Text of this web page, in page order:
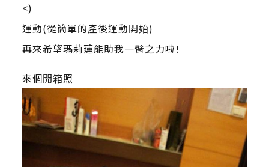
<)
運動(從簡單的產後運動開始)
再來希望瑪莉蓮能助我一臂之力啦!
來個開箱照